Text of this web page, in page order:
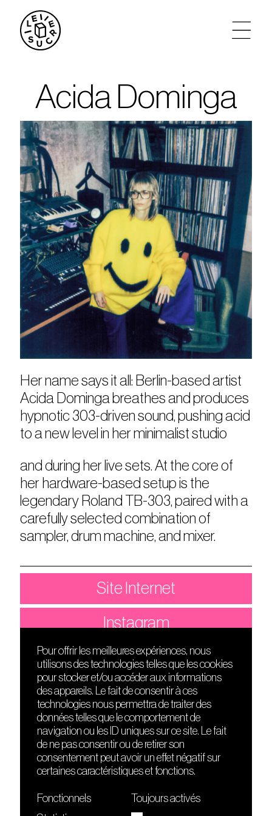
agenda
tickets
le sucre max
partenariats
privatisations
Acida Dominga
Her name says it all: Berlin-based artist
Acida Dominga breathes and produces
hypnotic 303-driven sound, pushing acid
to a new level in her minimalist studio
and during her live sets. At the core of
her hardware-based setup is the
legendary Roland TB-303, paired with a
carefully selected combination of
sampler, drum machine, and mixer.
Site Internet
Instagram
DÉCOUVRIR
Le lieu
Contact
Presse
Cours de DJing
TMLAB
FRIENDS
Nuits sonores
HEAT
Hôtel71
La Gaîté Lyrique
Pour offrir les meilleures expériences, nous
utilisons des technologies telles que les cookies
pour stocker et/ou accéder aux informations
des appareils. Le fait de consentir à ces
technologies nous permettra de traiter des
données telles que le comportement de
navigation ou les ID uniques sur ce site. Le fait
de ne pas consentir ou de retirer son
consentement peut avoir un effet négatif sur
certaines caractéristiques et fonctions.
Fonctionnels
Toujours activés